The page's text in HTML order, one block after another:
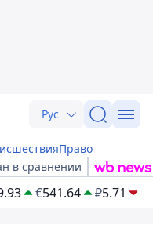
Рус
Право
в сравнении
€541.64 ₽5.71